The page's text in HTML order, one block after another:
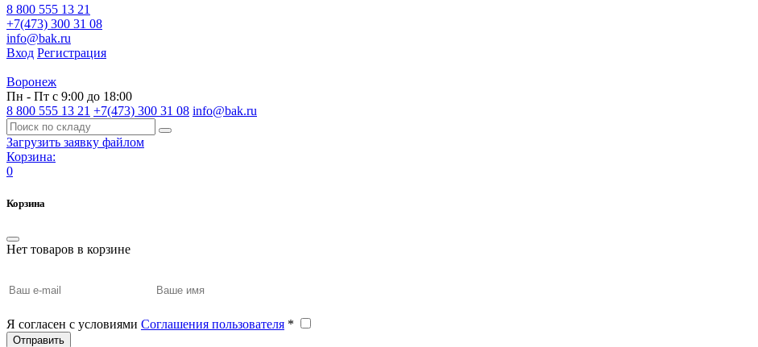
8 800 555 13 21
+7(473) 300 31 08
info@bak.ru
Вход Регистрация
Воронеж
Пн - Пт с 9:00 до 18:00
8 800 555 13 21 +7(473) 300 31 08 info@bak.ru
Загрузить заявку файлом
Корзина:
0
Корзина
Нет товаров в корзине
Я согласен с условиями Соглашения пользователя *
Отправить